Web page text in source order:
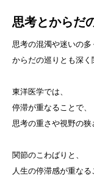
思考とからだ
思考の混濁や迷いの多
からだの巡りとも深く
東洋医学では、
停滞が重なることで、
思考の重さや視野の狭
関節のこわばりと、
人生の停滞感が重なる